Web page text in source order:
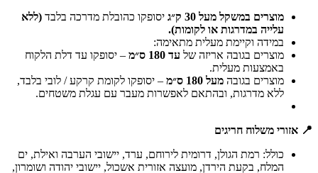
מוצרים במשקל מעל 30 ק״ג יסופקו כהובלת מדרכה בלבד (ללא
עלייה במדרגות או לקומות).
במידה וקיימת מעלית מתאימה:
מוצרים בגובה אריזה של עד 180 ס״מ
– יסופקו עד דלת הלקוח
באמצעות מעלית.
מוצרים בגובה מעל 180 ס״מ
– יסופקו לקומת קרקע / לובי בלבד,
ללא מדרגות, ובהתאם לאפשרות מעבר עם עגלת משטחים.
📍 אזורי משלוח חריגים
כולל: רמת הגולן, דרומית לירוחם, ערד, יישובי הערבה ואילת, ים
המלח, בקעת הירדן, מועצה אזורית אשכול, יישובי יהודה ושומרון,